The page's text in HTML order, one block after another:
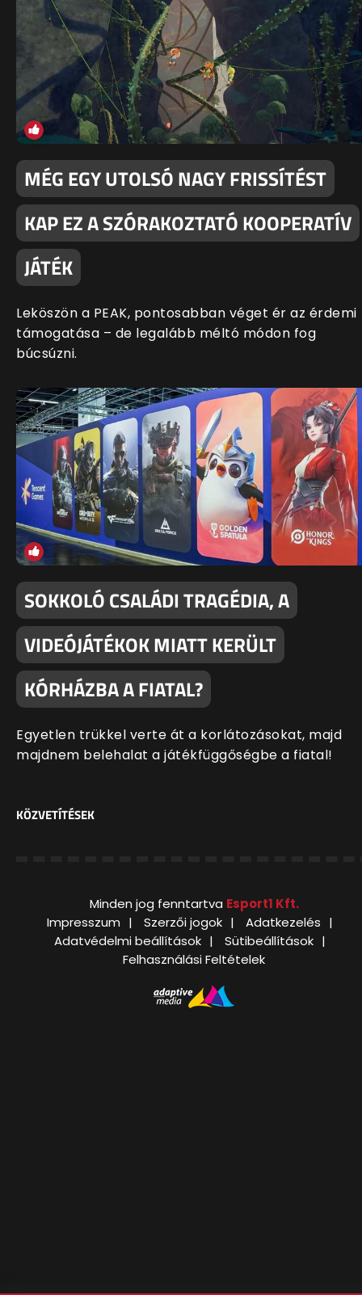
MÉG EGY UTOLSÓ NAGY FRISSÍTÉST
KAP EZ A SZÓRAKOZTATÓ KOOPERATÍV
JÁTÉK
Leköszön a PEAK, pontosabban véget ér az érdemi
támogatása – de legalább méltó módon fog
búcsúzni.
SOKKOLÓ CSALÁDI TRAGÉDIA, A
VIDEÓJÁTÉKOK MIATT KERÜLT
KÓRHÁZBA A FIATAL?
Egyetlen trükkel verte át a korlátozásokat, majd
majdnem belehalat a játékfüggőségbe a fiatal!
KÖZVETÍTÉSEK
Minden jog fenntartva Esport1 Kft.
Impresszum
Szerzői jogok
Adatkezelés
Adatvédelmi beállítások
Sütibeállítások
Felhasználási Feltételek